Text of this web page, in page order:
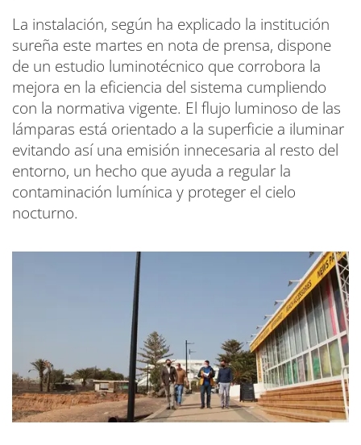
La instalación, según ha explicado la institución
sureña este martes en nota de prensa, dispone
de un estudio luminotécnico que corrobora la
mejora en la eficiencia del sistema cumpliendo
con la normativa vigente. El flujo luminoso de las
lámparas está orientado a la superficie a iluminar
evitando así una emisión innecesaria al resto del
entorno, un hecho que ayuda a regular la
contaminación lumínica y proteger el cielo
nocturno.